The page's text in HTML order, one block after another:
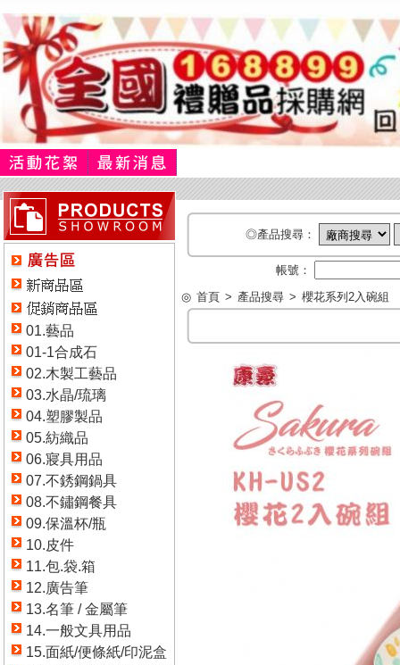
01.藝品
01-1合成石
02.木製工藝品
03.水晶/琉璃
04.塑膠製品
05.紡織品
06.寢具用品
07.不銹鋼鍋具
08.不鏽鋼餐具
09.保溫杯/瓶
10.皮件
11.包.袋.箱
12.廣告筆
13.名筆 / 金屬筆
14.一般文具用品
15.面紙/便條紙/印泥盒
◎產品搜尋：
帳號：
◎ 首頁 > 產品搜尋 > 櫻花系列2入碗組